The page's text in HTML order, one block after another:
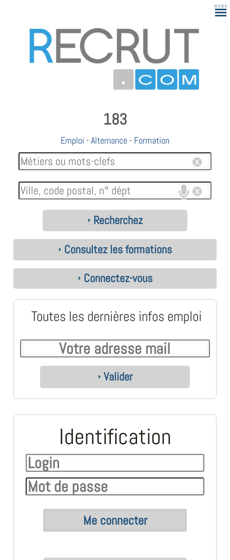
183
Emploi -Alternance - Formation
Recherchez
Consultez les formations
Connectez-vous
Toutes les dernières infos emploi
Valider
Identification